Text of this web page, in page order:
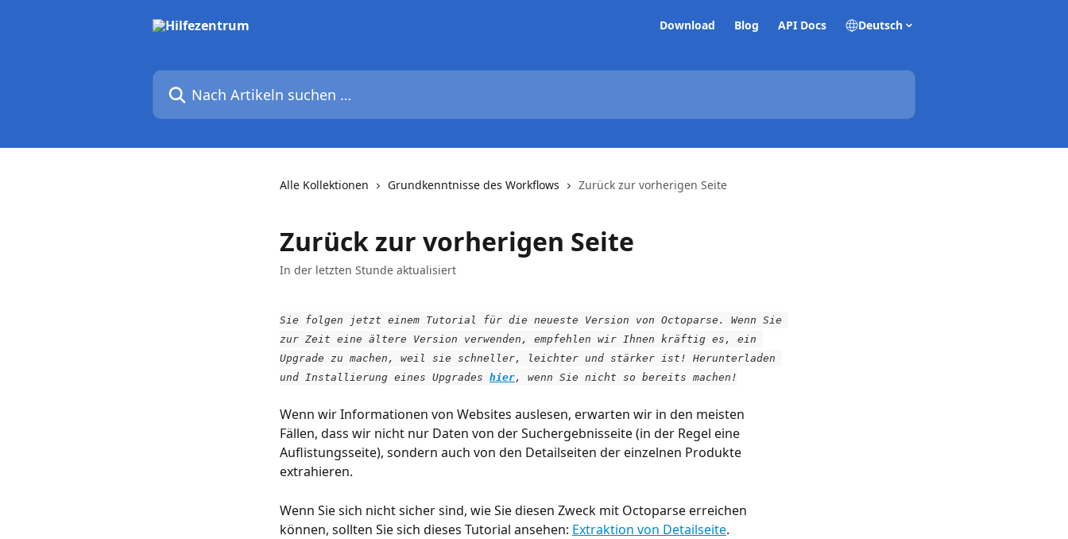
Download Blog API Docs Deutsch
Nach Artikeln suchen …
Alle Kollektionen Grundkenntnisse des Workflows Zurück zur vorherigen Seite
Zurück zur vorherigen Seite
In der letzten Stunde aktualisiert
Sie folgen jetzt einem Tutorial für die neueste Version von Octoparse. Wenn Sie
zur Zeit eine ältere Version verwenden, empfehlen wir Ihnen kräftig es, ein
Upgrade zu machen, weil sie schneller, leichter und stärker ist! Herunterladen
und Installierung eines Upgrades hier, wenn Sie nicht so bereits machen!
Wenn wir Informationen von Websites auslesen, erwarten wir in den meisten
Fällen, dass wir nicht nur Daten von der Suchergebnisseite (in der Regel eine
Auflistungsseite), sondern auch von den Detailseiten der einzelnen Produkte
extrahieren.
Wenn Sie sich nicht sicher sind, wie Sie diesen Zweck mit Octoparse erreichen
können, sollten Sie sich dieses Tutorial ansehen: Extraktion von Detailseite.